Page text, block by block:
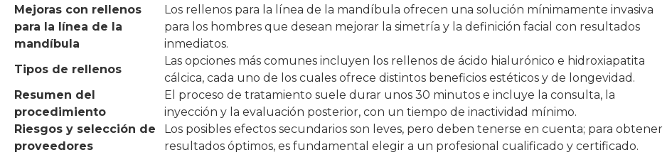
Mejoras con rellenos
para la línea de la
mandíbula
Los rellenos para la línea de la mandíbula ofrecen una solución mínimamente invasiva
para los hombres que desean mejorar la simetría y la definición facial con resultados
inmediatos.
Tipos de rellenos
Las opciones más comunes incluyen los rellenos de ácido hialurónico e hidroxiapatita
cálcica, cada uno de los cuales ofrece distintos beneficios estéticos y de longevidad.
Resumen del
procedimiento
El proceso de tratamiento suele durar unos 30 minutos e incluye la consulta, la
inyección y la evaluación posterior, con un tiempo de inactividad mínimo.
Riesgos y selección de
proveedores
Los posibles efectos secundarios son leves, pero deben tenerse en cuenta; para obtener
resultados óptimos, es fundamental elegir a un profesional cualificado y certificado.